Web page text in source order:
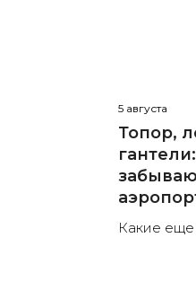
5 августа
Топор,
Какие